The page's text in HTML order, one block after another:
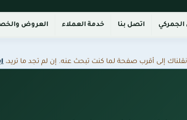
اتصل بنا خدمة العملاء العروض
إلى أقرب صفحة لما كنت تبحث عنه. إن لم تجد ما تريد،